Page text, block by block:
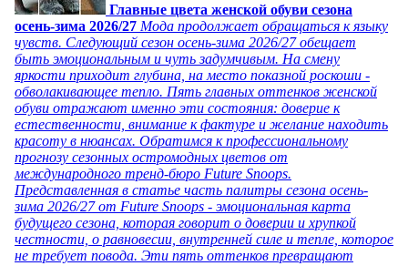
Главные цвета женской обуви сезона
осень-зима 2026/27 Мода продолжает обращаться к языку
чувств. Следующий сезон осень-зима 2026/27 обещает
быть эмоциональным и чуть задумчивым. На смену
яркости приходит глубина, на место показной роскоши -
обволакивающее тепло. Пять главных оттенков женской
обуви отражают именно эти состояния: доверие к
естественности, внимание к фактуре и желание находить
красоту в нюансах. Обратимся к профессиональному
прогнозу сезонных остромодных цветов от
международного тренд-бюро Future Snoops.
Представленная в статье часть палитры сезона осень-
зима 2026/27 от Future Snoops - эмоциональная карта
будущего сезона, которая говорит о доверии и хрупкой
честности, о равновесии, внутренней силе и тепле, которое
не требует повода. Эти пять оттенков превращают